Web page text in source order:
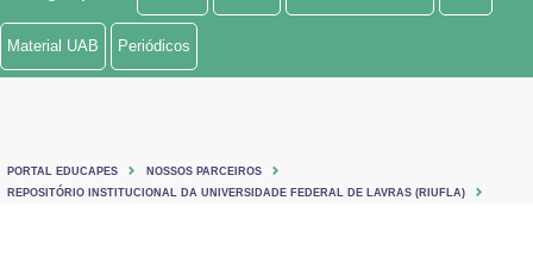
Ministério de Minas e Energia
Ministério do Turismo
Material UAB Periódicos
PORTAL EDUCAPES
NOSSOS PARCEIROS
REPOSITÓRIO INSTITUCIONAL DA UNIVERSIDADE FEDERAL DE LAVRAS (RIUFLA)